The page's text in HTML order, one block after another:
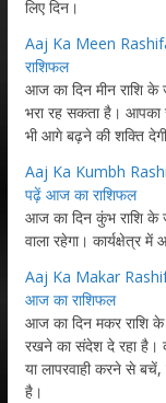
लिए दिन।
Aaj Ka Meen
राशिफल
आज का दिन मीन राशि
भरा रह सकता है। आपका
भी आगे बढ़ने की शक्ति
Aaj Ka Kumbh
पढ़ें आज का राशिफल
आज का दिन कुंभ राशि के
वाला रहेगा।
Aaj Ka Makar
आज का राशिफल
आज का दिन मकर राशि के
रखने का संदेश दे रहा है।
या लापरवाही करने से
है।